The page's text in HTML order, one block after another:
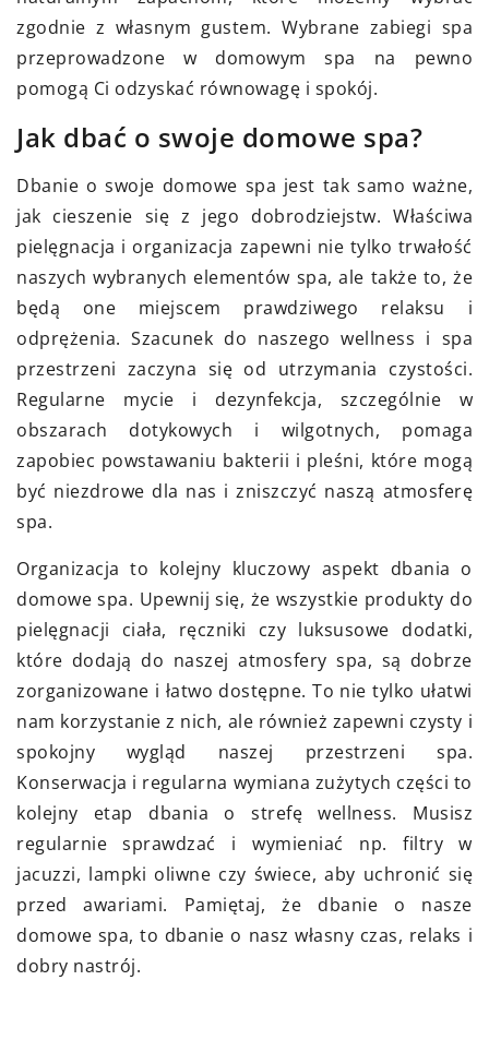
zgodnie z własnym gustem. Wybrane zabiegi spa
przeprowadzone w domowym spa na pewno
pomogą Ci odzyskać równowagę i spokój.
Jak dbać o swoje domowe spa?
Dbanie o swoje domowe spa jest tak samo ważne,
jak cieszenie się z jego dobrodziejstw. Właściwa
pielęgnacja i organizacja zapewni nie tylko trwałość
naszych wybranych elementów spa, ale także to, że
będą one miejscem prawdziwego relaksu i
odprężenia. Szacunek do naszego wellness i spa
przestrzeni zaczyna się od utrzymania czystości.
Regularne mycie i dezynfekcja, szczególnie w
obszarach dotykowych i wilgotnych, pomaga
zapobiec powstawaniu bakterii i pleśni, które mogą
być niezdrowe dla nas i zniszczyć naszą atmosferę
spa.
Organizacja to kolejny kluczowy aspekt dbania o
domowe spa. Upewnij się, że wszystkie produkty do
pielęgnacji ciała, ręczniki czy luksusowe dodatki,
które dodają do naszej atmosfery spa, są dobrze
zorganizowane i łatwo dostępne. To nie tylko ułatwi
nam korzystanie z nich, ale również zapewni czysty i
spokojny wygląd naszej przestrzeni spa.
Konserwacja i regularna wymiana zużytych części to
kolejny etap dbania o strefę wellness. Musisz
regularnie sprawdzać i wymieniać np. filtry w
jacuzzi, lampki oliwne czy świece, aby uchronić się
przed awariami. Pamiętaj, że dbanie o nasze
domowe spa, to dbanie o nasz własny czas, relaks i
dobry nastrój.